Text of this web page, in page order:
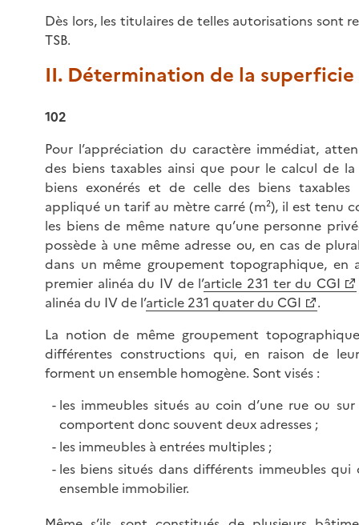
Dès lors, les titulaires de telles autorisations sont
TSB.
II. Détermination de la
102
Pour l’appréciation du caractère immédiat,
des biens taxables ainsi que pour le calcul de
biens exonérés et de celle des biens
appliqué un tarif au mètre carré (m²), il est tenu
les biens de même nature qu’une personne
possède à une même adresse ou, en cas de
dans un même groupement topographique, en
premier alinéa du IV de l’article 231 ter du CGI
alinéa du IV de l’article 231 quater du CGI
.
La notion de même groupement
différentes constructions qui, en raison de
forment un ensemble homogène. Sont visés :
les immeubles situés au coin d’une rue ou
comportent donc souvent deux adresses ;
les immeubles à entrées multiples ;
les biens situés dans différents immeubles qui
ensemble immobilier.